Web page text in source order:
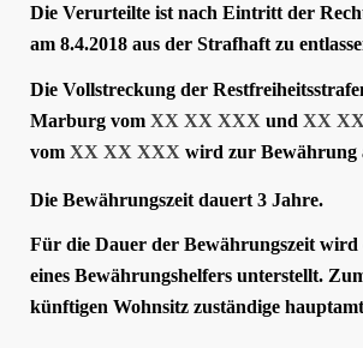
Die Verurteilte ist nach Eintritt der
am 8.4.2018 aus der Strafhaft zu
Die Vollstreckung der
Marburg vom XX XX XXXund XX
vom XX XX XXXwird zur Bewährung
Die Bewährungszeit dauert 3 Jahre.
Für die Dauer der Bewährungszeit
eines Bewährungshelfers unterstellt.
künftigen Wohnsitz zuständige